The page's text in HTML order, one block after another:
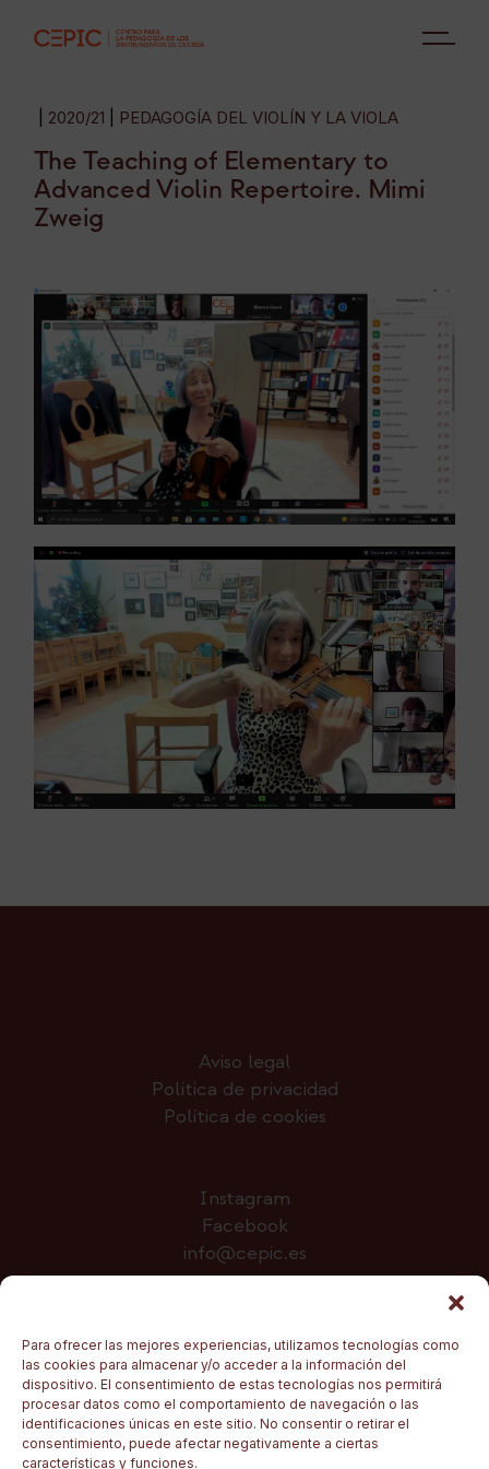
Para ofrecer las mejores experiencias, utilizamos tecnologías como
las cookies para almacenar y/o acceder a la información del
dispositivo. El consentimiento de estas tecnologías nos permitirá
procesar datos como el comportamiento de navegación o las
identificaciones únicas en este sitio. No consentir o retirar el
consentimiento, puede afectar negativamente a ciertas
características y funciones.
2020/21 PEDAGOGÍA DEL VIOLÍN Y LA VIOLA
The Teaching of Elementary to
Advanced Violin Repertoire. Mimi
Zweig
Aviso legal
Política de privacidad
Política de cookies
Instagram
Facebook
info@cepic.es
Colabora